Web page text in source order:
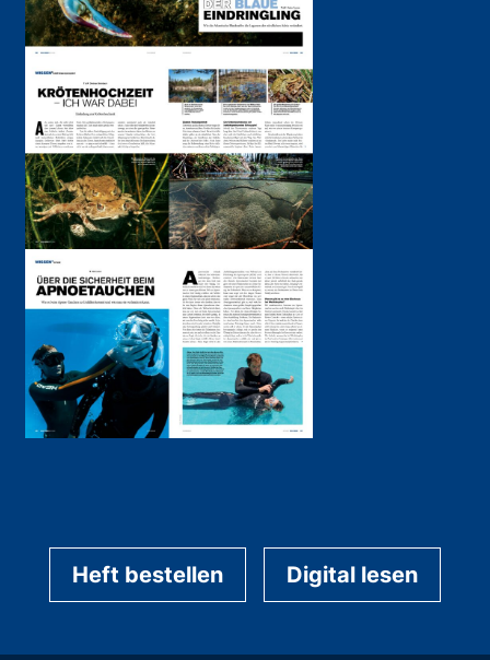
Heft bestellen Digital lesen